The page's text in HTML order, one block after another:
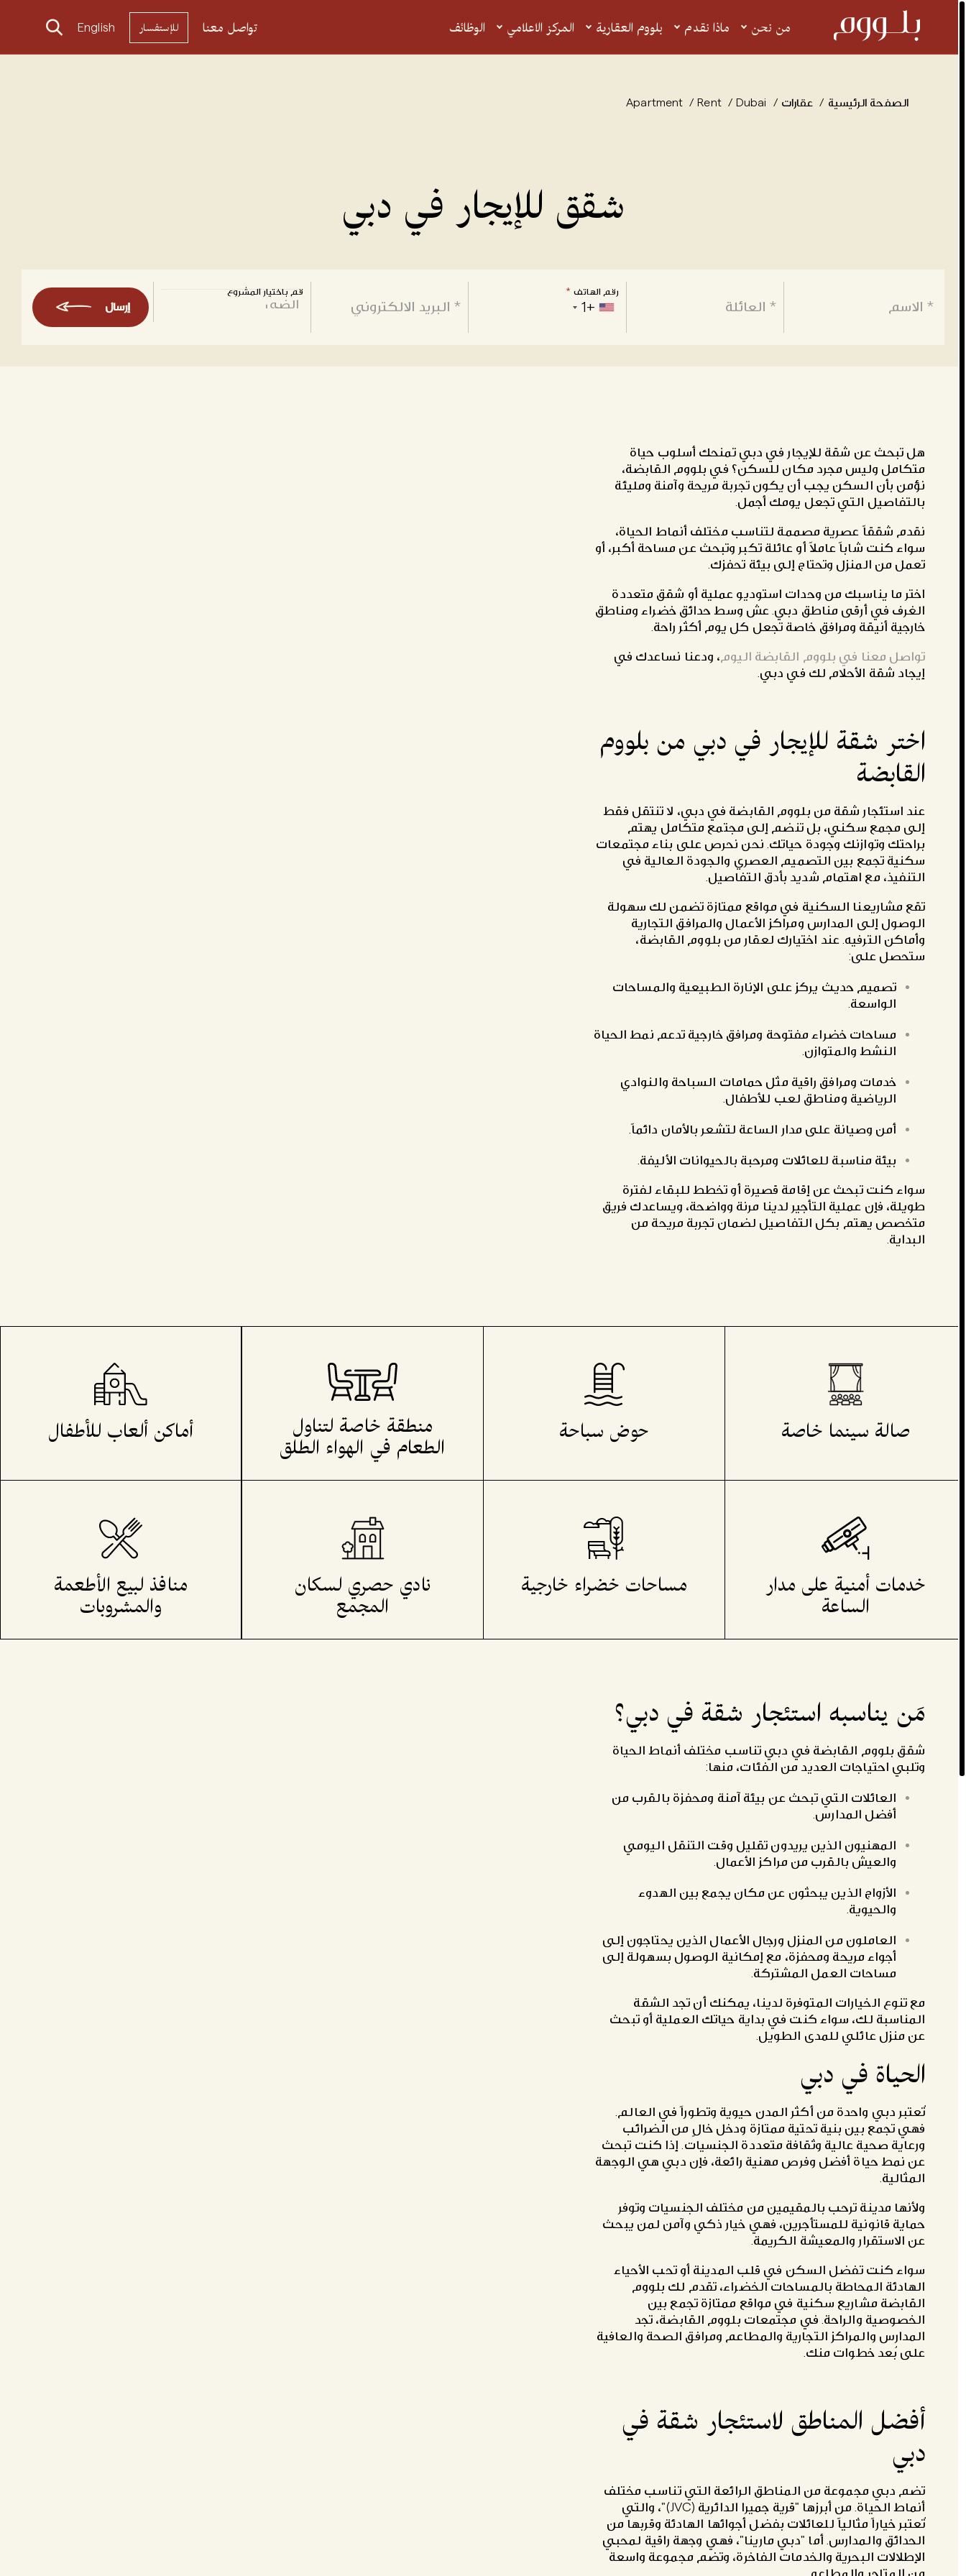
من نحن
ماذا نقدم
بلووم العقارية
المركز الاعلامي
الوظائف
تواصل معنا للإستفسار English
الصفحة الرئيسية عقارات Dubai
Rent
Apartment
شقق للإيجار في دبي
رقم الهاتف *
+1
قم باختيار المشروع
هل تبحث عن شقة للإيجار في دبي تمنحك أسلوب حياة
متكامل وليس مجرد مكان للسكن؟ في بلووم القابضة،
نؤمن بأن السكن يجب أن يكون تجربة مريحة وآمنة ومليئة
بالتفاصيل التي تجعل يومك أجمل.
نقدم شققاً عصرية مصممة لتناسب مختلف أنماط الحياة،
سواء كنت شاباً عاملاً أو عائلة تكبر وتبحث عن مساحة أكبر، أو
تعمل من المنزل وتحتاج إلى بيئة تحفزك.
اختر ما يناسبك من وحدات استوديو عملية أو شقق متعددة
الغرف في أرقى مناطق دبي. عش وسط حدائق خضراء ومناطق
خارجية أنيقة ومرافق خاصة تجعل كل يوم أكثر راحة.
تواصل معنا في بلووم القابضة اليوم ، ودعنا نساعدك في
إيجاد شقة الأحلام لك في دبي.
اختر شقة للإيجار في دبي من بلووم
القابضة
عند استئجار شقة من بلووم القابضة في دبي، لا تنتقل فقط
إلى مجمع سكني، بل تنضم إلى مجتمع متكامل يهتم
براحتك وتوازنك وجودة حياتك. نحن نحرص على بناء مجتمعات
سكنية تجمع بين التصميم العصري والجودة العالية في
التنفيذ، مع اهتمام شديد بأدق التفاصيل.
تقع مشاريعنا السكنية في مواقع ممتازة تضمن لك سهولة
الوصول إلى المدارس ومراكز الأعمال والمرافق التجارية
وأماكن الترفيه. عند اختيارك لعقار من بلووم القابضة،
ستحصل على:
تصميم حديث يركز على الإنارة الطبيعية والمساحات
الواسعة.
مساحات خضراء مفتوحة ومرافق خارجية تدعم نمط الحياة
النشط والمتوازن.
خدمات ومرافق راقية مثل حمامات السباحة والنوادي
الرياضية ومناطق لعب للأطفال.
أمن وصيانة على مدار الساعة لتشعر بالأمان دائماً.
بيئة مناسبة للعائلات ومرحبة بالحيوانات الأليفة.
سواء كنت تبحث عن إقامة قصيرة أو تخطط للبقاء لفترة
طويلة، فإن عملية التأجير لدينا مرنة وواضحة، ويساعدك فريق
متخصص يهتم بكل التفاصيل لضمان تجربة مريحة من
البداية.
صالة سينما خاصة حوض سباحة
منطقة خاصة لتناول
الطعام في الهواء الطلق
أماكن ألعاب للأطفال
خدمات أمنية على مدار
الساعة
مساحات خضراء خارجية
نادي حصري لسكان
المجمع
منافذ لبيع الأطعمة
والمشروبات
مَن يناسبه استئجار شقة في دبي؟
شقق بلووم القابضة في دبي تناسب مختلف أنماط الحياة
وتلبي احتياجات العديد من الفئات، منها:
العائلات التي تبحث عن بيئة آمنة ومحفزة بالقرب من
أفضل المدارس.
المهنيون الذين يريدون تقليل وقت التنقل اليومي
والعيش بالقرب من مراكز الأعمال.
الأزواج الذين يبحثون عن مكان يجمع بين الهدوء
والحيوية.
العاملون من المنزل ورجال الأعمال الذين يحتاجون إلى
أجواء مريحة ومحفزة، مع إمكانية الوصول بسهولة إلى
مساحات العمل المشتركة.
مع تنوع الخيارات المتوفرة لدينا، يمكنك أن تجد الشقة
المناسبة لك، سواء كنت في بداية حياتك العملية أو تبحث
عن منزل عائلي للمدى الطويل.
الحياة في دبي
تُعتبر دبي واحدة من أكثر المدن حيوية وتطوراً في العالم.
فهي تجمع بين بنية تحتية ممتازة ودخل خالٍ من الضرائب
ورعاية صحية عالية وثقافة متعددة الجنسيات. إذا كنت تبحث
عن نمط حياة أفضل وفرص مهنية رائعة، فإن دبي هي الوجهة
المثالية.
ولأنها مدينة ترحب بالمقيمين من مختلف الجنسيات وتوفر
حماية قانونية للمستأجرين، فهي خيار ذكي وآمن لمن يبحث
عن الاستقرار والمعيشة الكريمة.
سواء كنت تفضل السكن في قلب المدينة أو تحب الأحياء
الهادئة المحاطة بالمساحات الخضراء، تقدم لك بلووم
القابضة مشاريع سكنية في مواقع ممتازة تجمع بين
الخصوصية والراحة. في مجتمعات بلووم القابضة، تجد
المدارس والمراكز التجارية والمطاعم ومرافق الصحة والعافية
على بُعد خطوات منك.
أفضل المناطق لاستئجار شقة في
دبي
تضم دبي مجموعة من المناطق الرائعة التي تناسب مختلف
أنماط الحياة. من أبرزها "قرية جميرا الدائرية (JVC)"، والتي
تُعتبر خياراً مثالياً للعائلات بفضل أجوائها الهادئة وقربها من
الحدائق والمدارس. أما "دبي مارينا"، فهي وجهة راقية لمحبي
الإطلالات البحرية والخدمات الفاخرة، وتضم مجموعة واسعة
من المتاجر والمطاعم.